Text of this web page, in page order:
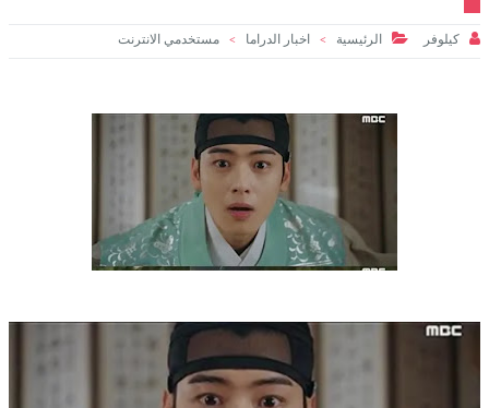
 كيلوفر  الرئيسية > اخبار الدراما > مستخدمي الانترنت